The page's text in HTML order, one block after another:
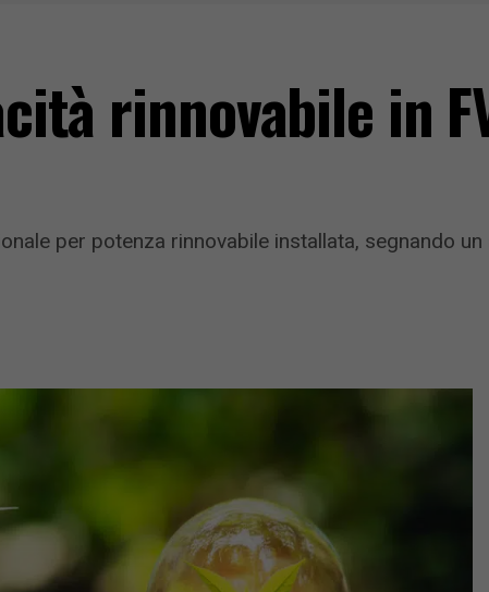
rinnovabile in
per potenza rinnovabile installata, segnando